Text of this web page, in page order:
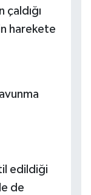
harekete
edildiği
de